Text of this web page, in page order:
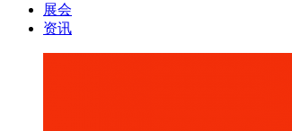
展会
资讯